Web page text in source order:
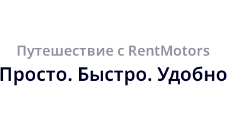
Путешествие с RentMotors
Просто. Быстро. Удобно